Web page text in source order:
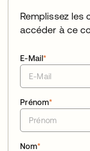
Remplissez
accéder à ce
*
E-Mail
*
Prénom
*
Nom